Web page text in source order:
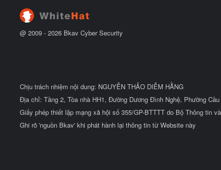
@ 2009 - 2026 Bkav Cyber Security
Chịu trách nhiệm nội dung: NGUYỄN THẢO DIỄM HẰNG
Địa chỉ: Tầng 2, Tòa nhà HH1, Đường Dương Đình Nghệ, Phường
Giấy phép thiết lập mạng xã hội số 355/GP-BTTTT do Bộ Thông tin
Ghi rõ 'nguồn Bkav' khi phát hành lại thông tin từ Website này